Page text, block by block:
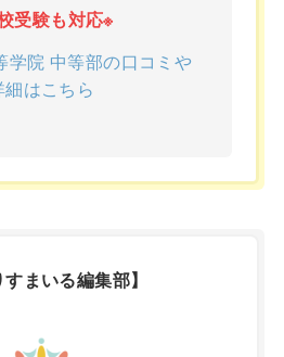
受験も対応※
学院 中等部の口コミや
細はこちら
すまいる編集部】